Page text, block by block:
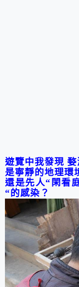
遊覽中我發現
是寧靜的地理環
還是先人“ 閑看
“的感染？